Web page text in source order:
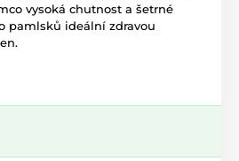
vysoká chutnost a šetrné
pamlsků ideální zdravou